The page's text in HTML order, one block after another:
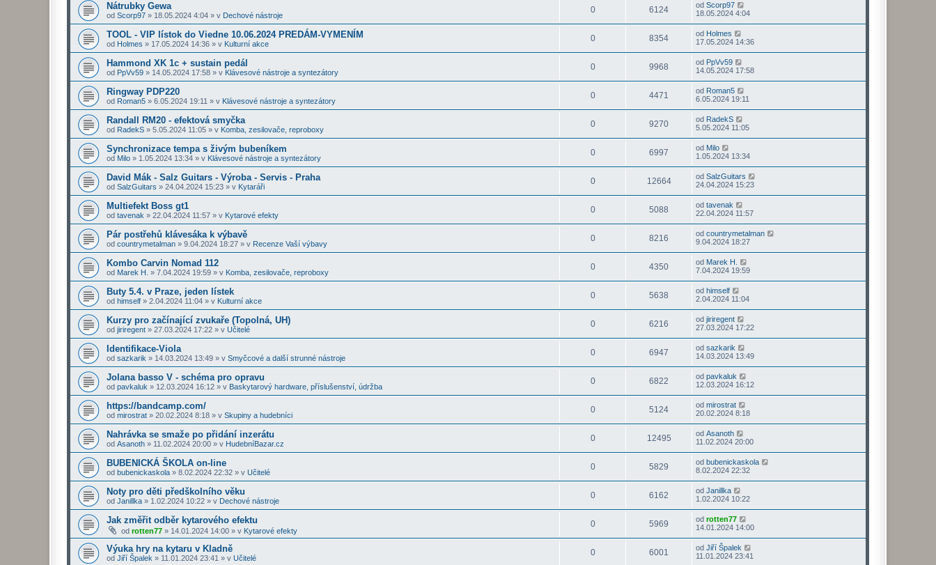
Nátrubky Gewa
od Scorp97 » 18.05.2024 4:04 » v Dechové nástroje
0 6124 od Scorp97
18.05.2024 4:04
TOOL - VIP lístok do Viedne 10.06.2024 PREDÁM-VYMENÍM
od Holmes » 17.05.2024 14:36 » v Kulturní akce
0 8354 od Holmes
17.05.2024 14:36
Hammond XK 1c + sustain pedál
od PpVv59 » 14.05.2024 17:58 » v Klávesové nástroje a syntezátory
0 9968 od PpVv59
14.05.2024 17:58
Ringway PDP220
od Roman5 » 6.05.2024 19:11 » v Klávesové nástroje a syntezátory
0 4471 od Roman5
6.05.2024 19:11
Randall RM20 - efektová smyčka
od RadekS » 5.05.2024 11:05 » v Komba, zesilovače, reproboxy
0 9270 od RadekS
5.05.2024 11:05
Synchronizace tempa s živým bubeníkem
od Milo » 1.05.2024 13:34 » v Klávesové nástroje a syntezátory
0 6997 od Milo
1.05.2024 13:34
David Mák - Salz Guitars - Výroba - Servis - Praha
od SalzGuitars » 24.04.2024 15:23 » v Kytaráři
0 12664 od SalzGuitars
24.04.2024 15:23
Multiefekt Boss gt1
od tavenak » 22.04.2024 11:57 » v Kytarové efekty
0 5088 od tavenak
22.04.2024 11:57
Pár postřehů klávesáka k výbavě
od countrymetalman » 9.04.2024 18:27 » v Recenze Vaší výbavy
0 8216 od countrymetalman
9.04.2024 18:27
Kombo Carvin Nomad 112
od Marek H. » 7.04.2024 19:59 » v Komba, zesilovače, reproboxy
0 4350 od Marek H.
7.04.2024 19:59
Buty 5.4. v Praze, jeden lístek
od himself » 2.04.2024 11:04 » v Kulturní akce
0 5638 od himself
2.04.2024 11:04
Kurzy pro začínající zvukaře (Topolná, UH)
od jiriregent » 27.03.2024 17:22 » v Učitelé
0 6216 od jiriregent
27.03.2024 17:22
Identifikace-Viola
od sazkarik » 14.03.2024 13:49 » v Smyčcové a další strunné nástroje
0 6947 od sazkarik
14.03.2024 13:49
Jolana basso V - schéma pro opravu
od pavkaluk » 12.03.2024 16:12 » v Baskytarový hardware, příslušenství, údržba
0 6822 od pavkaluk
12.03.2024 16:12
https://bandcamp.com/
od mirostrat » 20.02.2024 8:18 » v Skupiny a hudebníci
0 5124 od mirostrat
20.02.2024 8:18
Nahrávka se smaže po přidání inzerátu
od Asanoth » 11.02.2024 20:00 » v HudebníBazar.cz
0 12495 od Asanoth
11.02.2024 20:00
BUBENICKÁ ŠKOLA on-line
od bubenickaskola » 8.02.2024 22:32 » v Učitelé
0 5829 od bubenickaskola
8.02.2024 22:32
Noty pro děti předškolního věku
od Janillka » 1.02.2024 10:22 » v Dechové nástroje
0 6162 od Janillka
1.02.2024 10:22
Jak změřit odběr kytarového efektu
od rotten77 » 14.01.2024 14:00 » v Kytarové efekty
0 5969 od rotten77
14.01.2024 14:00
Výuka hry na kytaru v Kladně
od Jiří Špalek » 11.01.2024 23:41 » v Učitelé
0 6001 od Jiří Špalek
11.01.2024 23:41